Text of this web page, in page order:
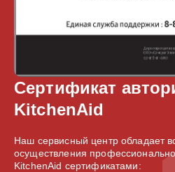
Сертификат
KitchenAid
Наш сервисный центр обладает
осуществления
KitchenAid сертификатами: